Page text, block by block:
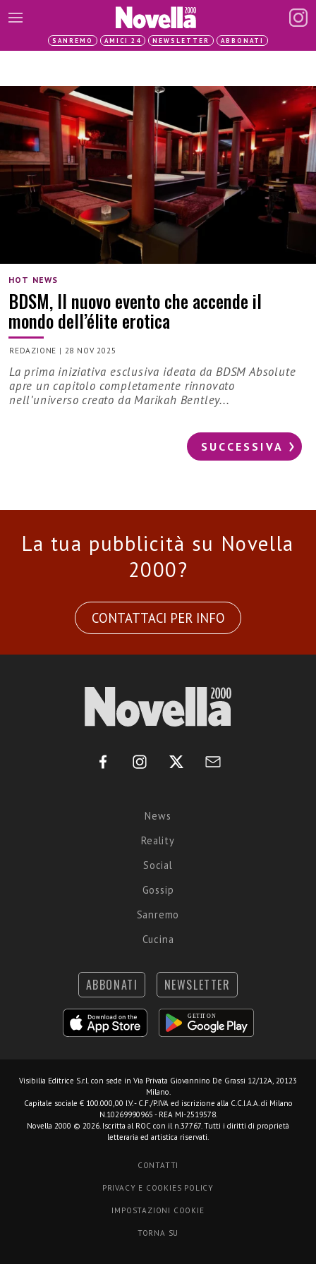
SANREMO AMICI 24 NEWSLETTER ABBONATI
HOT NEWS
BDSM, Il nuovo evento che accende il
mondo dell’élite erotica
REDAZIONE | 28 NOV 2025
La prima iniziativa esclusiva ideata da BDSM Absolute
apre un capitolo completamente rinnovato
nell’universo creato da Marikah Bentley...
SUCCESSIVA
La tua pubblicità su Novella
2000?
CONTATTACI PER INFO
News
Reality
Social
Gossip
Sanremo
Cucina
ABBONATI NEWSLETTER
Visibilia Editrice S.r.l. con sede in Via Privata Giovannino De Grassi 12/12A, 20123
Milano.
Capitale sociale € 100.000,00 I.V. - C.F./P.IVA ed iscrizione alla C.C.I.A.A. di Milano
N.10269990965 - REA MI-2519578.
Novella 2000 © 2026. Iscritta al ROC con il n.37767. Tutti i diritti di proprietà
letteraria ed artistica riservati.
CONTATTI
PRIVACY E COOKIES POLICY
IMPOSTAZIONI COOKIE
TORNA SU